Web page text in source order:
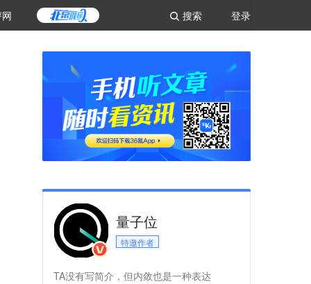
登录
搜索
量子位
特邀作者
TA没有写简介，但内敛也是一种表达